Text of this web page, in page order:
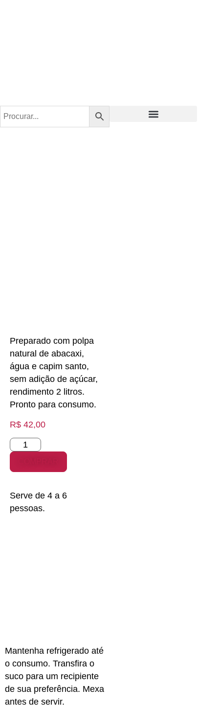
Preparado com polpa
natural de abacaxi,
água e capim santo,
sem adição de açúcar,
rendimento 2 litros.
Pronto para consumo.
R$ 42,00
Serve de 4 a 6
pessoas.
Mantenha refrigerado até
o consumo. Transfira o
suco para um recipiente
de sua preferência. Mexa
antes de servir.